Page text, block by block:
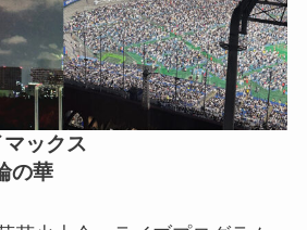
ックス
の華